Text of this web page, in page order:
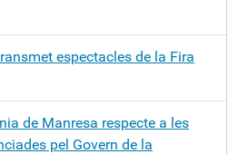
espectacles de la Fira
de Manresa respecte a les
pel Govern de la